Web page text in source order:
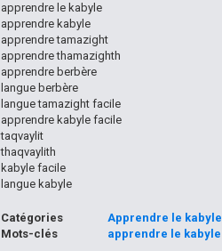
apprendre le kabyle
apprendre kabyle
apprendre tamazight
apprendre thamazighth
apprendre berbère
langue berbère
langue tamazight facile
apprendre kabyle facile
taqvaylit
thaqvaylith
kabyle facile
langue kabyle
Catégories
Apprendre le kabyle
Mots-clés
apprendre le kabyle